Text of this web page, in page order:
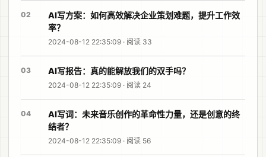
02
AI写方案：如何高效解决企业策划难题，提升工作效
率？
2024-08-12 22:35:09 · 阅读 33
03 AI写报告：真的能解放我们的双手吗？
2024-08-12 22:35:09 · 阅读 24
04
AI写词：未来音乐创作的革命性力量，还是创意的终
结者？
2024-08-12 22:35:09 · 阅读 56